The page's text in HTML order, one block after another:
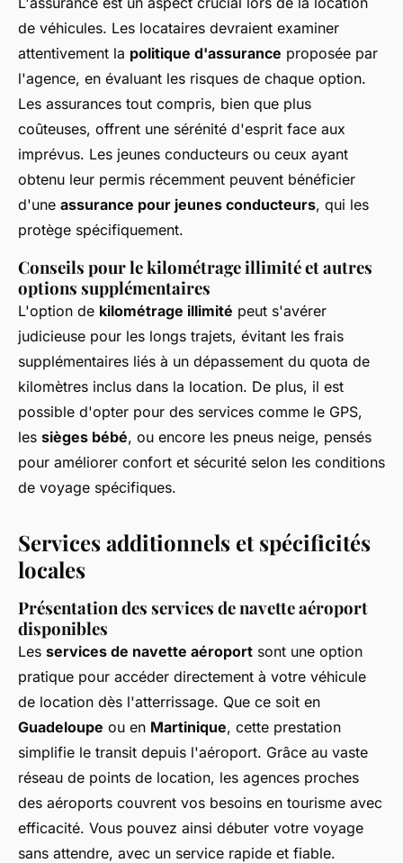
de véhicules. Les locataires devraient examiner
attentivement la politique d'assurance proposée par
l'agence, en évaluant les risques de chaque option.
Les assurances tout compris, bien que plus
coûteuses, offrent une sérénité d'esprit face aux
imprévus. Les jeunes conducteurs ou ceux ayant
obtenu leur permis récemment peuvent bénéficier
d'une assurance pour jeunes conducteurs, qui les
protège spécifiquement.
Conseils pour le kilométrage illimité et autres
options supplémentaires
L'option de kilométrage illimité peut s'avérer
judicieuse pour les longs trajets, évitant les frais
supplémentaires liés à un dépassement du quota de
kilomètres inclus dans la location. De plus, il est
possible d'opter pour des services comme le GPS,
les sièges bébé, ou encore les pneus neige, pensés
pour améliorer confort et sécurité selon les conditions
de voyage spécifiques.
Services additionnels et spécificités
locales
Présentation des services de navette aéroport
disponibles
Les services de navette aéroport sont une option
pratique pour accéder directement à votre véhicule
de location dès l'atterrissage. Que ce soit en
Guadeloupe ou en Martinique, cette prestation
simplifie le transit depuis l'aéroport. Grâce au vaste
réseau de points de location, les agences proches
des aéroports couvrent vos besoins en tourisme avec
efficacité. Vous pouvez ainsi débuter votre voyage
sans attendre, avec un service rapide et fiable.